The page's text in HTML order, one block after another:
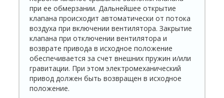
при ее обмерзании. Дальнейшее откры­тие
клапана происходит автоматически от потока
воздуха при включении вентилятора. Закрытие
клапана при отключении вентилятора и
возврате привода в исходное положение
обеспечивается за счет внешних пружин и/или
гравитации. При этом электромеханический
привод должен быть возвращен в исходное
положение.